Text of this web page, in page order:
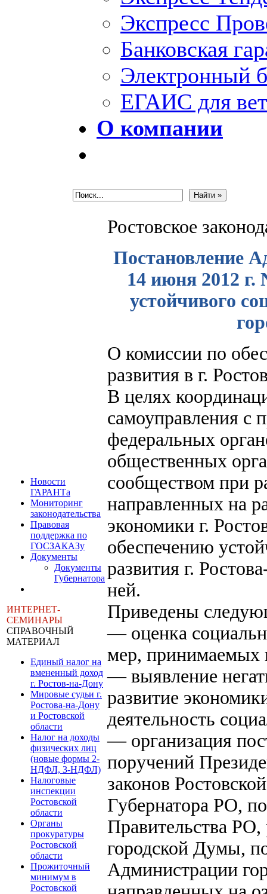
Экспресс
Банковская
Электронный
ЕГАИС для
О компании
Новости
ГАРАНТа
Мониторинг
законодательства
Правовая
поддержка по
ГОСЗАКАЗу
Документы
Документы
Губернатора
ИНТЕРНЕТ-
СЕМИНАРЫ
СПРАВОЧНЫЙ
МАТЕРИАЛ
Единый налог на
вмененный доход
г. Ростов-на-Дону
Мировые судьи г.
Ростова-на-Дону
и Ростовской
области
Налог на доходы
физических лиц
(новые формы 2-
НДФЛ, 3-НДФЛ)
Налоговые
инспекции
Ростовской
области
Органы
прокуратуры
Ростовской
области
Прожиточный
минимум в
Ростовской
Ростовское
Постановление
14 июня 2012 г.
устойчивого
О комиссии по
развития в г.
В целях
самоуправления с
федеральных
общественных
сообществом при
направленных на
экономики г.
обеспечению
развития г.
ней.
Приведены
— оценка
мер, принимаемых
— выявление
развитие
деятельность
— организация
поручений
законов
Губернатора РО,
Правительства
городской Думы,
Администрации